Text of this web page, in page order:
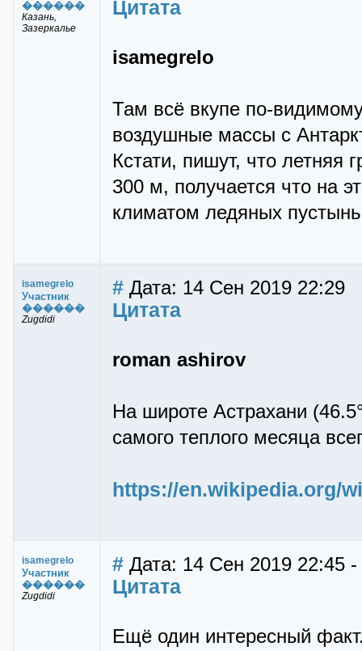
������
Казань,
Зазеркалье
Цитата
isamegrelo
Там всё вкупе по-
воздушные массы с
Кстати, пишут, что летняя
300 м, получается что на
климатом ледяных
isamegrelo
Участник
������
Zugdidi
# Дата: 14 Сен 2019 22:29
Цитата
roman ashirov
На широте Астрахани
самого теплого месяца
https://en.wikipedia.org/
isamegrelo
Участник
������
Zugdidi
# Дата: 14 Сен 2019 22:45
Цитата
Ещё один интересный